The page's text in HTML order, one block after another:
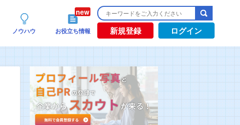
ノウハウ お役立ち情報 新規登録 ログイン